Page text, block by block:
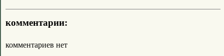
комментарии:
комментариев нет